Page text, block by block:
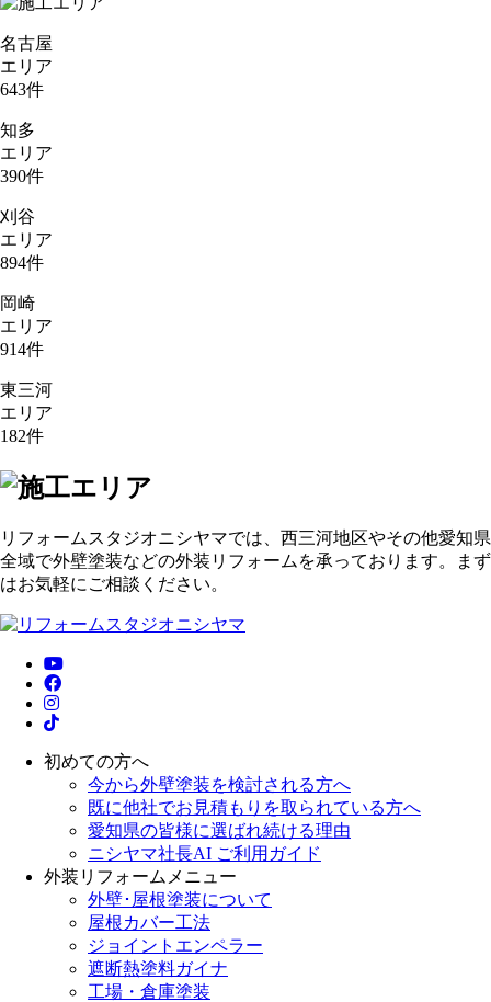
名古屋
エリア
643件
知多
エリア
390件
刈谷
エリア
894件
岡崎
エリア
914件
東三河
エリア
182件
リフォームスタジオニシヤマでは、西三河地区やその他愛知県
全域で外壁塗装などの外装リフォームを承っております。まず
はお気軽にご相談ください。
初めての方へ
今から外壁塗装を検討される方へ
既に他社でお見積もりを取られている方へ
愛知県の皆様に選ばれ続ける理由
ニシヤマ社長AI ご利用ガイド
外装リフォームメニュー
外壁･屋根塗装について
屋根カバー工法
ジョイントエンペラー
遮断熱塗料ガイナ
工場・倉庫塗装